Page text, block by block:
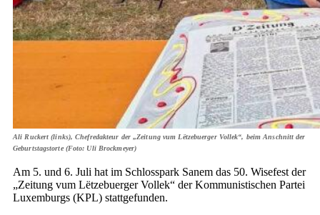
Ali Ruckert (links), Chefredakteur der „Zeitung vum Lëtzebuerger Vollek“, beim Anschnitt der
Geburtstagstorte (Foto: Uli Brockmeyer)
Am 5. und 6. Juli hat im Schlosspark Sanem das 50. Wisefest der
„Zeitung vum Lëtzebuerger Vollek“ der Kommunistischen Partei
Luxemburgs (KPL) stattgefunden.